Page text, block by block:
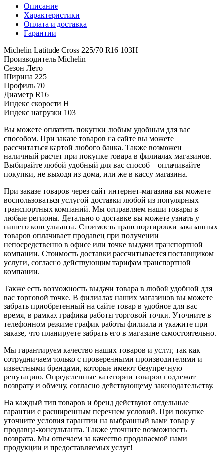
Описание
Характеристики
Оплата и доставка
Гарантии
Michelin Latitude Cross 225/70 R16 103H
Производитель Michelin
Сезон Лето
Ширина 225
Профиль 70
Диаметр R16
Индекс скорости H
Индекс нагрузки 103
Вы можете оплатить покупки любым удобным для вас
способом. При заказе товаров на сайте вы можете
рассчитаться картой любого банка. Также возможен
наличный расчет при покупке товара в филиалах магазинов.
Выбирайте любой удобный для вас способ – оплачивайте
покупки, не выходя из дома, или же в кассу магазина.
При заказе товаров через сайт интернет-магазина вы можете
воспользоваться услугой доставки любой из популярных
транспортных компаний. Мы отправляем наши товары в
любые регионы. Детально о доставке вы можете узнать у
нашего консультанта. Стоимость транспортировки заказанных
товаров оплачивает продавец при получении
непосредственно в офисе или точке выдачи транспортной
компании. Стоимость доставки рассчитывается поставщиком
услуги, согласно действующим тарифам транспортной
компании.
Также есть возможность выдачи товара в любой удобной для
вас торговой точке. В филиалах наших магазинов вы можете
забрать приобретенный на сайте товар в удобное для вас
время, в рамках графика работы торговой точки. Уточните в
телефонном режиме график работы филиала и укажите при
заказе, что планируете забрать его в магазине самостоятельно.
Мы гарантируем качество наших товаров и услуг, так как
сотрудничаем только с проверенными производителями и
известными брендами, которые имеют безупречную
репутацию. Определенные категории товаров подлежат
возврату и обмену, согласно действующему законодательству.
На каждый тип товаров и бренд действуют отдельные
гарантии с расширенным перечнем условий. При покупке
уточните условия гарантии на выбранный вами товар у
продавца-консультанта. Также уточните возможность
возврата. Мы отвечаем за качество продаваемой нами
продукции и предоставляемых услуг!